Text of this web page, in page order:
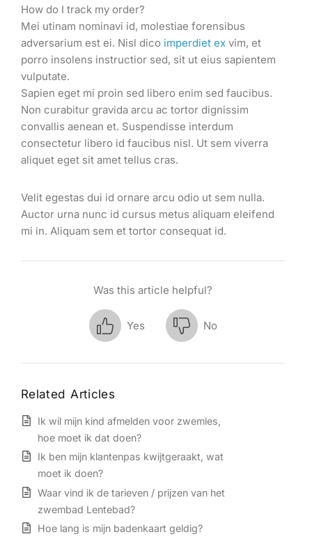
How do I track my order?
Mei utinam nominavi id, molestiae forensibus
adversarium est ei. Nisl dico imperdiet ex vim, et
porro insolens instructior sed, sit ut eius sapientem
vulputate.
Sapien eget mi proin sed libero enim sed faucibus.
Non curabitur gravida arcu ac tortor dignissim
convallis aenean et. Suspendisse interdum
consectetur libero id faucibus nisl. Ut sem viverra
aliquet eget sit amet tellus cras.
Velit egestas dui id ornare arcu odio ut sem nulla.
Auctor urna nunc id cursus metus aliquam eleifend
mi in. Aliquam sem et tortor consequat id.
Was this article helpful?
Yes No
Related Articles
Ik wil mijn kind afmelden voor zwemles,
hoe moet ik dat doen?
Ik ben mijn klantenpas kwijtgeraakt, wat
moet ik doen?
Waar vind ik de tarieven / prijzen van het
zwembad Lentebad?
Hoe lang is mijn badenkaart geldig?